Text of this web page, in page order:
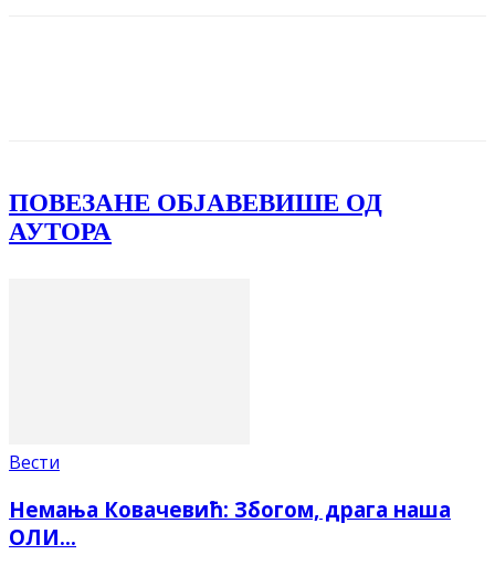
ПОВЕЗАНЕ ОБЈАВЕВИШЕ ОД
АУТОРА
Вести
Немања Ковачевић: Збогом, драга наша
ОЛИ…